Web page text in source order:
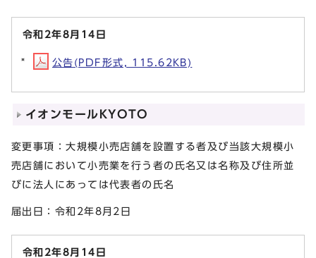
令和2年8月14日
公告(PDF形式, 115.62KB)
イオンモールKYOTO
変更事項：大規模小売店舗を設置する者及び当該大規模小
売店舗において小売業を行う者の氏名又は名称及び住所並
びに法人にあっては代表者の氏名
届出日：令和2年8月2日
令和2年8月14日